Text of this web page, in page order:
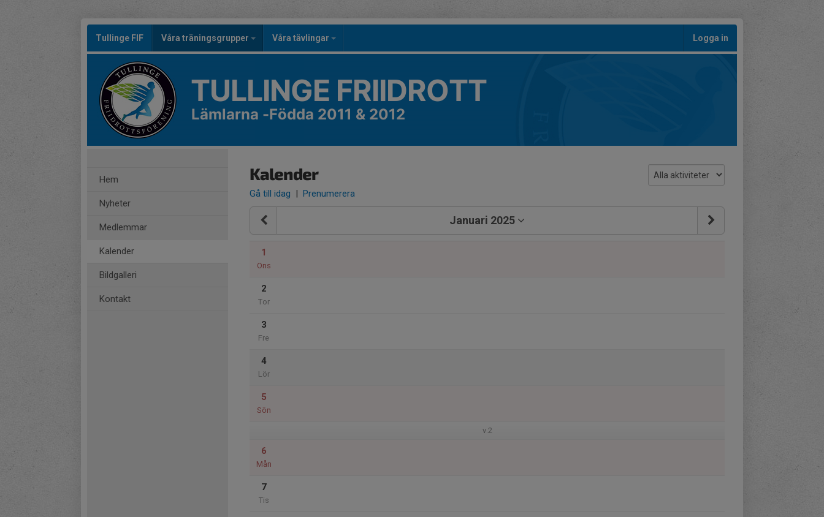
Tullinge FIF Våra träningsgrupper Våra tävlingar Logga in
TULLINGE FRIIDROTT
Lämlarna -Födda 2011 & 2012
Hem
Nyheter
Medlemmar
Kalender
Bildgalleri
Kontakt
Kalender
Gå till idag | Prenumerera
Januari 2025
1
Ons
2
Tor
3
Fre
4
Lör
5
Sön
v.2
6
Mån
7
Tis